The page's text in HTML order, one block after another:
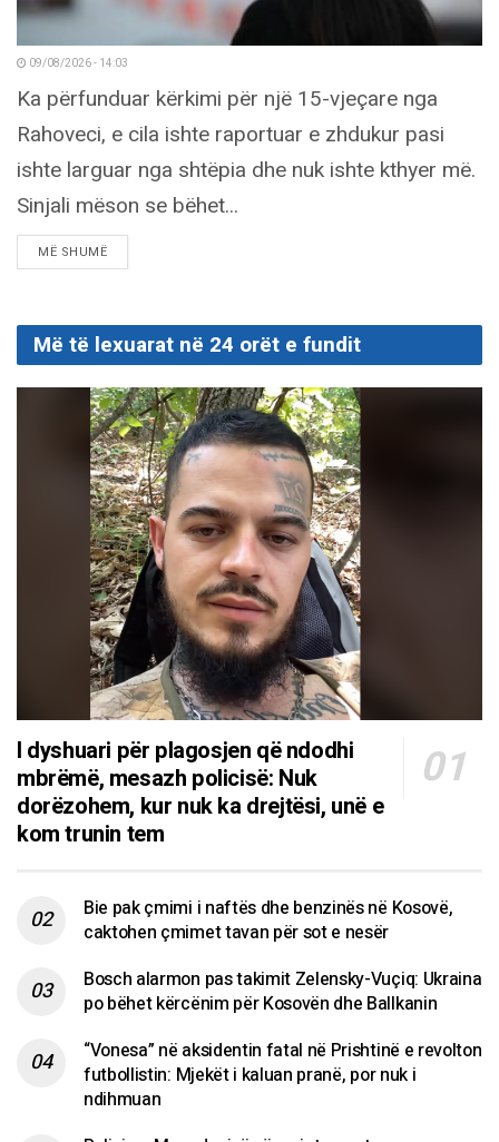
09/08/2026 - 14:03
Ka përfunduar kërkimi për një 15-vjeçare nga
Rahoveci, e cila ishte raportuar e zhdukur pasi
ishte larguar nga shtëpia dhe nuk ishte kthyer më.
Sinjali mëson se bëhet...
MË SHUMËDETAILS
Më të lexuarat në 24 orët e fundit
I dyshuari për plagosjen që ndodhi
mbrëmë, mesazh policisë: Nuk
dorëzohem, kur nuk ka drejtësi, unë e
kom trunin tem
Bie pak çmimi i naftës dhe benzinës në Kosovë,
caktohen çmimet tavan për sot e nesër
Bosch alarmon pas takimit Zelensky-Vuçiq: Ukraina
po bëhet kërcënim për Kosovën dhe Ballkanin
“Vonesa” në aksidentin fatal në Prishtinë e revolton
futbollistin: Mjekët i kaluan pranë, por nuk i
ndihmuan